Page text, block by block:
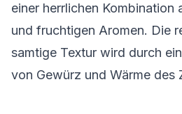
einer herrlichen Kombination
und fruchtigen Aromen. Die
samtige Textur wird durch
von Gewürz und Wärme des